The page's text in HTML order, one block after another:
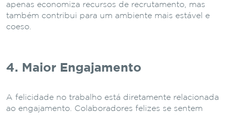
apenas economiza recursos de recrutamento, mas
também contribui para um ambiente mais estável e
coeso.
4. Maior Engajamento
A felicidade no trabalho está diretamente relacionada
ao engajamento. Colaboradores felizes se sentem